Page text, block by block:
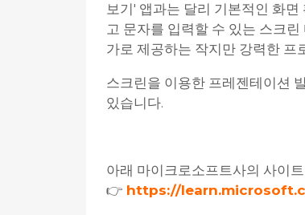
보기' 앱과는 달리 기본적인 화
고 문자를 입력할 수 있는 스크
가로 제공하는 작지만 강력한 프
스크린을 이용한 프레젠테이션
있습니다.
아래 마이크로소프트사의 사이
👉 https://